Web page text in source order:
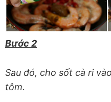
Bước 2
Sau đó, cho sốt cà ri
tôm.